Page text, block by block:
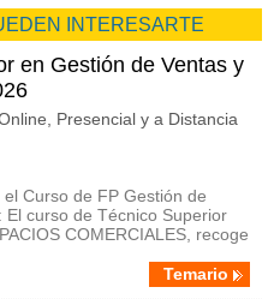
INTERESARTE
en Gestión de Ventas y
Presencial y a Distancia
Curso de FP Gestión de
El curso de Técnico Superior
COMERCIALES, recoge
Temario